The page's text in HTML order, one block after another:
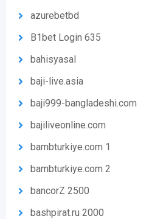
azurebetbd
B1bet Login 635
bahisyasal
baji-live.asia
baji999-bangladeshi.com
bajiliveonline.com
bambturkiye.com 1
bambturkiye.com 2
bancorZ 2500
bashpirat.ru 2000